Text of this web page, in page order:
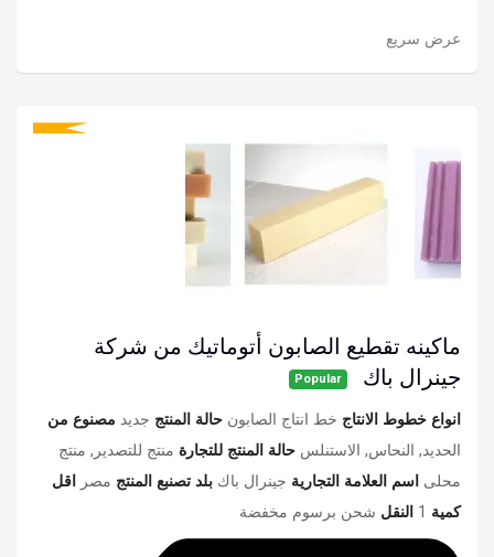
عرض سريع
ماكينه تقطيع الصابون أتوماتيك من شركة
جينرال باك
Popular
انواع خطوط الانتاج خط انتاج الصابون حالة المنتج جديد مصنوع من
الحديد, النحاس, الاستنلس حالة المنتج للتجارة منتج للتصدير, منتج
محلى اسم العلامة التجارية جينرال باك بلد تصنبع المنتج مصر
اقل
كمية 1 النقل شحن برسوم مخفضة